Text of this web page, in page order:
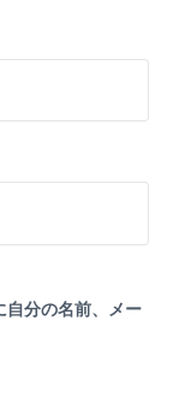
自分の名前、メー